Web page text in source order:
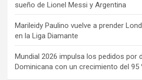
sueño de Lionel Messi y Argentina
Marileidy Paulino vuelve a prender
en la Liga Diamante
Mundial 2026 impulsa los pedidos por
Dominicana con un crecimiento del 95